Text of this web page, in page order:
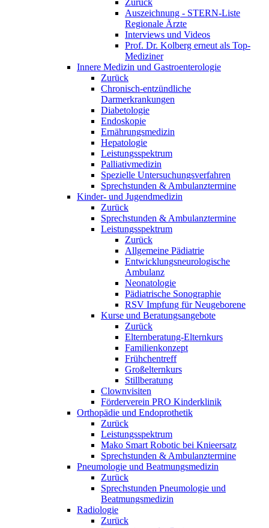
Zurück
Auszeichnung - STERN-Liste
Regionale Ärzte
Interviews und Videos
Prof. Dr. Kolberg erneut als Top-
Mediziner
Innere Medizin und Gastroenterologie
Zurück
Chronisch-entzündliche
Darmerkrankungen
Diabetologie
Endoskopie
Ernährungsmedizin
Hepatologie
Leistungsspektrum
Palliativmedizin
Spezielle Untersuchungsverfahren
Sprechstunden & Ambulanztermine
Kinder- und Jugendmedizin
Zurück
Sprechstunden & Ambulanztermine
Leistungsspektrum
Zurück
Allgemeine Pädiatrie
Entwicklungsneurologische
Ambulanz
Neonatologie
Pädiatrische Sonographie
RSV Impfung für Neugeborene
Kurse und Beratungsangebote
Zurück
Elternberatung-Elternkurs
Familienkonzept
Frühchentreff
Großelternkurs
Stillberatung
Clownvisiten
Förderverein PRO Kinderklinik
Orthopädie und Endoprothetik
Zurück
Leistungsspektrum
Mako Smart Robotic bei Knieersatz
Sprechstunden & Ambulanztermine
Pneumologie und Beatmungsmedizin
Zurück
Sprechstunden Pneumologie und
Beatmungsmedizin
Radiologie
Zurück